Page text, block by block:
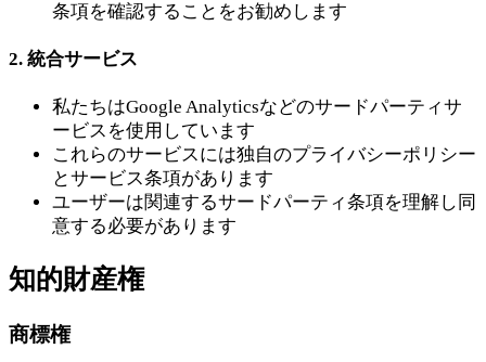
条項を確認することをお勧めします
2. 統合サービス
私たちはGoogle Analyticsなどのサードパーティサ
ービスを使用しています
これらのサービスには独自のプライバシーポリシー
とサービス条項があります
ユーザーは関連するサードパーティ条項を理解し同
意する必要があります
知的財産権
商標権